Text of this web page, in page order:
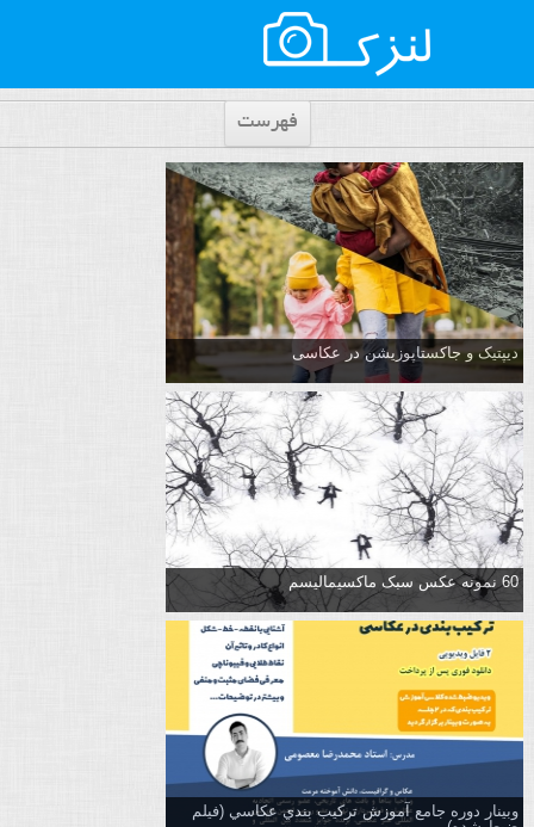
فهرست
دیپتیک و جاکستا‌پوزیشن در عکاسی
60 نمونه عکس سبک ماکسیمالیسم
وبینار دوره جامع آموزش تركيب بندي عكاسي (فیلم